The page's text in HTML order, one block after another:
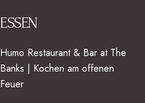
ESSEN
Humo Restaurant & Bar at The
Banks | Kochen am offenen
Feuer